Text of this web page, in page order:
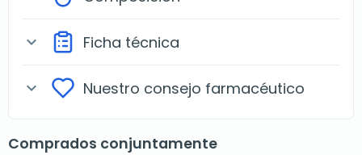
expand_more Ficha técnica
expand_more Nuestro consejo farmacéutico
Comprados conjuntamente